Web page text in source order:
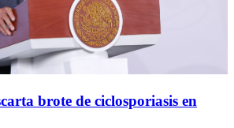
brote de ciclosporiasis en